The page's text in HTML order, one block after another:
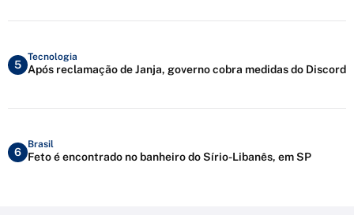
5
Tecnologia
Após reclamação de Janja, governo cobra medidas do Discord
6
Brasil
Feto é encontrado no banheiro do Sírio-Libanês, em SP